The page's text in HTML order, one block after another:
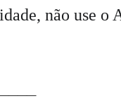
não use o